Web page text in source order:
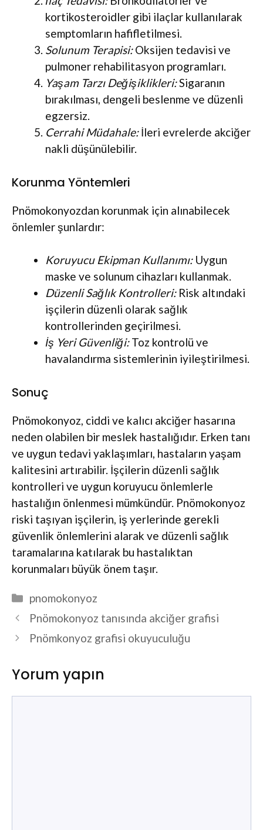
kortikosteroidler gibi ilaçlar kullanılarak
semptomların hafifletilmesi.
Solunum Terapisi:Oksijen tedavisi ve
pulmoner rehabilitasyon programları.
Yaşam Tarzı Değişiklikleri:Sigaranın
bırakılması, dengeli beslenme ve düzenli
egzersiz.
Cerrahi Müdahale:İleri evrelerde akciğer
nakli düşünülebilir.
Korunma Yöntemleri
Pnömokonyozdan korunmak için alınabilecek
önlemler şunlardır:
Koruyucu Ekipman Kullanımı:Uygun
maske ve solunum cihazları kullanmak.
Düzenli Sağlık Kontrolleri:Risk altındaki
işçilerin düzenli olarak sağlık
kontrollerinden geçirilmesi.
İş Yeri Güvenliği:Toz kontrolü ve
havalandırma sistemlerinin iyileştirilmesi.
Sonuç
Pnömokonyoz, ciddi ve kalıcı akciğer hasarına
neden olabilen bir meslek hastalığıdır. Erken tanı
ve uygun tedavi yaklaşımları, hastaların yaşam
kalitesini artırabilir. İşçilerin düzenli sağlık
kontrolleri ve uygun koruyucu önlemlerle
hastalığın önlenmesi mümkündür. Pnömokonyoz
riski taşıyan işçilerin, iş yerlerinde gerekli
güvenlik önlemlerini alarak ve düzenli sağlık
taramalarına katılarak bu hastalıktan
korunmaları büyük önem taşır.
Kategoriler
pnomokonyoz
Pnömokonyoz tanısında akciğer grafisi
Pnömkonyoz grafisi okuyuculuğu
Yorum yapın